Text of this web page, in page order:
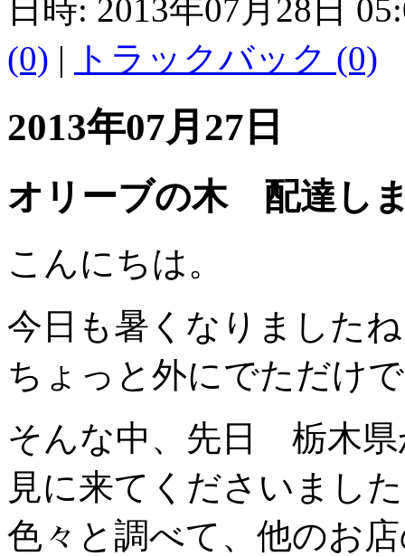
日時: 2013年07月28日
(0) | トラックバック (0)
2013年07月27日
オリーブの木 配達し
こんにちは。
今日も暑くなりました
ちょっと外にでただけ
そんな中、先日 栃木県
見に来てくださいまし
色々と調べて、他のお